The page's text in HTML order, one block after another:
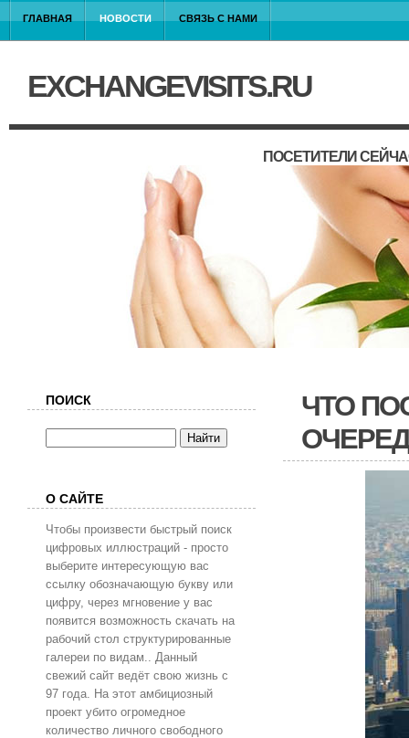
ГЛАВНАЯ НОВОСТИ СВЯЗЬ С НАМИ
EXCHANGEVISITS.RU
ПОСЕТИТЕЛИ
ЧТО
ПОИСК
О САЙТЕ
Чтобы произвести быстрый поиск
цифровых иллюстраций - просто
выберите интересующую вас
ссылку обозначающую букву или
цифру, через мгновение у вас
появится возможность скачать на
рабочий стол структурированные
галереи по видам.. Данный
свежий сайт ведёт свою жизнь с
97 года. На этот амбициозный
проект убито огромедное
количество личного свободного